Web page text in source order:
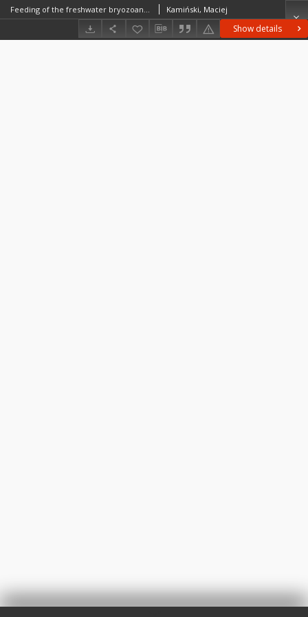
Show details
Feeding of the freshwater bryozoan Plumatella fungosa (Pall.). 1. Food composition and particle size selection Odżywianie się słodkowodnego mszywioła Plumatella fungosa (Pall.). 1. Skład pokarmu i selekcja wielkości cząstek pokarmowych Kamiński, Maciej